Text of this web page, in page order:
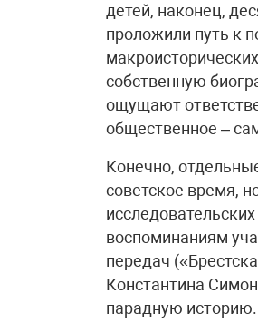
детей, наконец,
проложили путь к
собственную
ощущают
общественное –
Конечно,
советское время,
воспоминаниям
передач
Константина
парадную историю.